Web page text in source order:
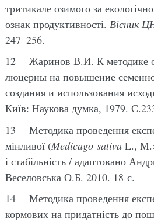
тритикале озимого за
ознак продуктивності. Вісник
247–256.
12 Жаринов В.И. К методике
люцерны на повышение
создания и использования
Київ: Наукова думка, 1979.
13 Методика проведення
мінливої (Medicago sativa L.,
і стабільність / адаптовано
Веселовська О.Б. 2010. 18 с.
14 Методика проведення
кормових на придатність до